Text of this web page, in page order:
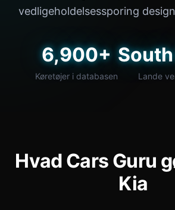
vedligeholdelsessporing
6,900+
Køretøjer i databasen Lande
Hvad Cars Guru
Kia